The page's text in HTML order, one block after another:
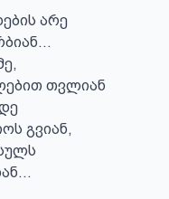
არე
თვლიან
გვიან,